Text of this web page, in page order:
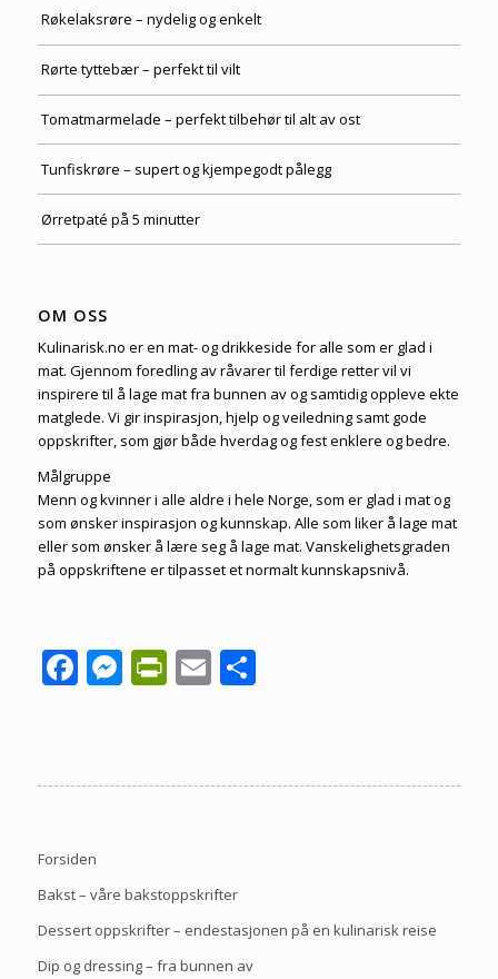
Røkelaksrøre – nydelig og enkelt
Rørte tyttebær – perfekt til vilt
Tomatmarmelade – perfekt tilbehør til alt av ost
Tunfiskrøre – supert og kjempegodt pålegg
Ørretpaté på 5 minutter
OM OSS
Kulinarisk.no er en mat- og drikkeside for alle som er glad i
mat. Gjennom foredling av råvarer til ferdige retter vil vi
inspirere til å lage mat fra bunnen av og samtidig oppleve ekte
matglede. Vi gir inspirasjon, hjelp og veiledning samt gode
oppskrifter, som gjør både hverdag og fest enklere og bedre.
Målgruppe
Menn og kvinner i alle aldre i hele Norge, som er glad i mat og
som ønsker inspirasjon og kunnskap. Alle som liker å lage mat
eller som ønsker å lære seg å lage mat. Vanskelighetsgraden
på oppskriftene er tilpasset et normalt kunnskapsnivå.
Facebook
Messenger
PrintFriendly
EmailShare
Forsiden
Bakst – våre bakstoppskrifter
Dessert oppskrifter – endestasjonen på en kulinarisk reise
Dip og dressing – fra bunnen av